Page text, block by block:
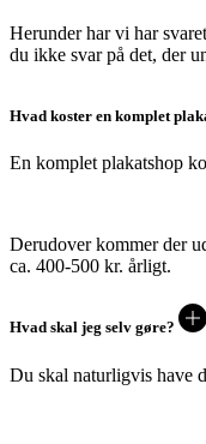
Herunder har vi har
du ikke svar på det, der
Hvad koster en komplet
En komplet plakatshop
Derudover kommer der
ca. 400-500 kr. årligt.
Hvad skal jeg selv gøre?
Du skal naturligvis have